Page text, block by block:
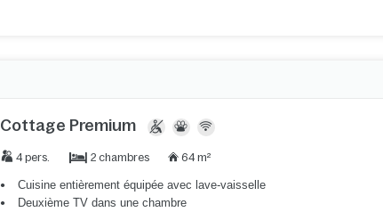
Cottage Premium
4 pers. 2 chambres 64 m²
Cuisine entièrement équipée avec lave-vaisselle
Deuxième TV dans une chambre